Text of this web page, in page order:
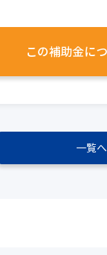
この補助金に
一覧